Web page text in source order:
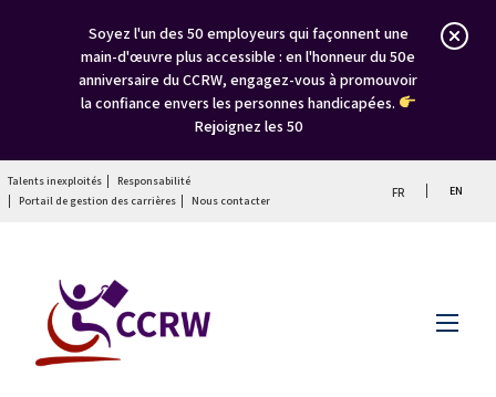
Soyez l'un des 50 employeurs qui façonnent une
main-d'œuvre plus accessible : en l'honneur du 50e
anniversaire du CCRW, engagez-vous à promouvoir
la confiance envers les personnes handicapées.
Rejoignez les 50
Talents inexploités
Responsabilité
Portail de gestion des carrières
Nous contacter
FR EN
Menu